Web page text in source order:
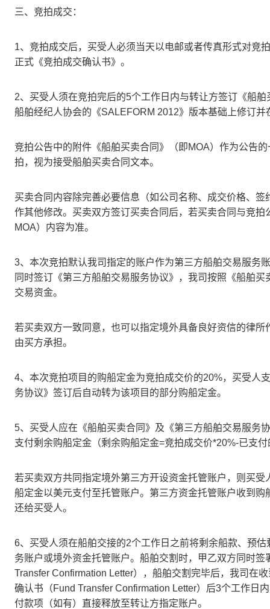
三、竞拍成交：
1、竞拍成交后，买受人必须当天以电邮或者传真形式对竞
正式《竞拍成交确认书》。
2、买受人须在竞拍完后的5个工作日内与转让方签订《船
船舶经纪人协会的《SALEFORM 2012》版本基础上修订
竞拍公告中的附件《船舶买卖合同》（即MOA）作为公告
拍，视为接受船舶买卖合同文本。
买卖合同内容除完善必要信息（如公司名称、成交价格、
作其他修改。买卖双方签订买卖合同后，若买卖合同与竞
MOA）内容为准。
3、本次竞拍默认我司指定的账户作为第三方船舶交易服务
同时签订《第三方船舶交易服务协议》，我司按照《船舶
交易资金。
若买卖双方一致同意，也可以指定境外具备良好资信的律
由买方承担。
4、本次竞拍项目的购船定金为竞拍成交价的20%，买受人
务协议》签订后自动转为该项目的部分购船定金。
5、买受人应在《船舶买卖合同》及《第三方船舶交易服务
支付剩余购船定金（剩余购船定金=竞拍成交价*20%-已支
若买卖双方共同指定境外第三方开设资金托管账户，则买
船定金以美元支付至托管账户。第三方资金托管账户收到
还给买受人。
6、买受人须在船舶交接的2个工作日之前将剩余船款、预
务账户或境外资金托管账户。船舶交割时，甲乙双方同时
Transfer Confirmation Letter），船舶交割完毕后，我司在
确认书（Fund Transfer Confirmation Letter）后3个工作日
付款项（如有）直接释放至转让方指定账户。